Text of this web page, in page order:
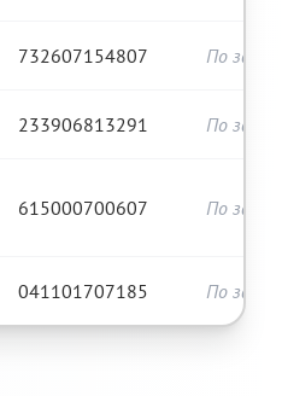
732607154807 По
233906813291 По
615000700607 По
041101707185 По